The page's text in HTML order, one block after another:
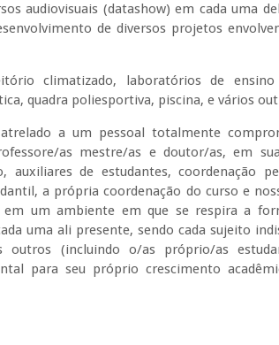
audiovisuais (datashow) em cada uma
de diversos projetos
climatizado, laboratórios de
quadra poliesportiva, piscina, e vários
a um pessoal totalmente
as mestre/as e doutor/as, em
auxiliares de estudantes, coordenação
a própria coordenação do curso e
em um ambiente em que se respira a
uma ali presente, sendo cada sujeito
outros (incluindo o/as próprio/as
para seu próprio crescimento